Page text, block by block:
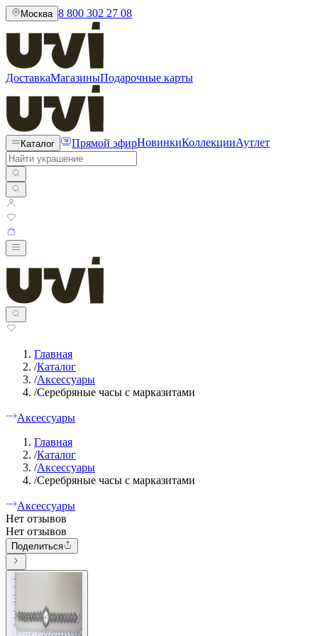
Москва 8 800 302 27 08
ДоставкаМагазиныПодарочные карты
Каталог Прямой эфирНовинкиКоллекцииАутлет
Главная
/Каталог
/Аксессуары
/Серебряные часы с марказитами
Аксессуары
Главная
/Каталог
/Аксессуары
/Серебряные часы с марказитами
Аксессуары
Нет отзывов
Нет отзывов
Поделиться